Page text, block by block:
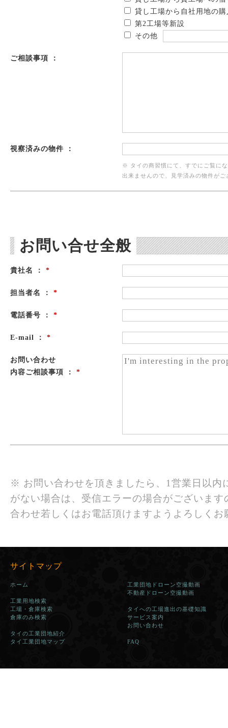
貸し工場から自社用地の購
第2工場等新設
その他
ご相談事項 ：
視察済みの物件 ：
※ タイの商習慣にて、すでにご覧に
出来ませんので、見学済みの物件が
お問い合せ全般
貴社名 ： *
担当者名 ： *
電話番号 ： *
E-mail ： *
お問い合わせ
内容ご相談事項 ： *
※ お問い合わせを頂きましたら、1営業日以内
がない場合は、受信エラーの場合がございま
合わせ若しくはお電話頂けますようよろしくお
サイトマップ
ホーム
工業用地検索
工場・倉庫検索
倉庫のみ検索
タイの工業団地紹介
タイ工業団地マップ
工業団地ドローン空撮動画
不動産ドローン空撮動画
タイへの工場進出の基礎知識
サービス案内
お問い合わせ
FAQ